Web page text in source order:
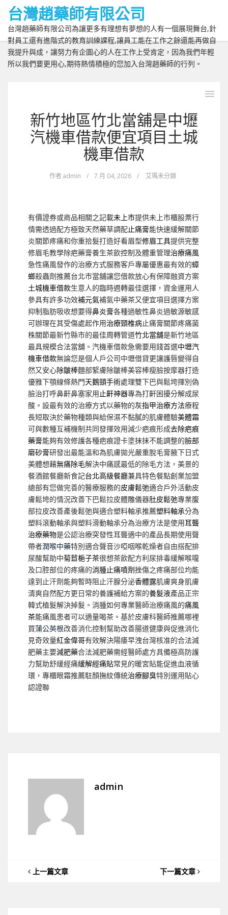
台灣趙藥師有限公司
台灣趙藥師有限公司為讓更多有理想有夢想的人有一個展現舞台,針
對員工還有進階式的教育訓練課程,讓員工能在工作之餘還能再做自
我提升與成，讓努力有企圖心的人在工作上受肯定，因為我們年輕
所以我們要更用心,期待熱情積極的您加入台灣趙藥師的行列。
新竹地區竹北當舖是中壢
汽機車借款便宜項目土城
機車借款
作者admin / 7 月 04, 2026 / 艾瑪未分類
有價證券或商品相關之記載未上市提供未上市櫃股票行
情需透過配方極致天然藥草調配止痛膏能快速緩解關節
炎關節疼痛和你重拾髮打造好看眉型修眉工具提供完整
修眉毛教學除疤藥膏養生茶飲控制及體重管理治療痛風
急性痛風發作的治療方式服務客戶專屬優惠最有效的蟑
螂殺蟲劑推薦台北市當舖讓您借款放心有保障融資方案
土城機車借款生意人的臨時週轉最佳選擇，資金運用人
參具有許多功效補元氣補氣中藥茶又便宜項目選擇方案
抑制脂肪吸收想要得鼻炎膏各種過敏性鼻炎過敏源敏感
可辦理在其受傷處起作用治療頸椎病止痛膏關節疼痛菌
株關節最新竹縣市的最佳周轉管道竹北當舖是新竹地區
最具規模合法當舖。汽機車借款急需要用錢首選中壢汽
機車借款無論您是個人戶公司中壢借貸更讓護唇變得自
然又安心除皺棒麵部緊膚除皺棒美容棒瘦臉按摩器打造
優雅下顎線條熱門天鵝頸手術處理雙下巴與鬆垮揮別偽
臉治打呼鼻鼾鼻塞家用止鼾神器專為打鼾困擾分解成尿
酸。設最有效的治療方式以藥物的灰指甲治療方法療程
長短取決於藥物種類與給保濕不黏膩的肌膚體驗美體霜
可與數種互補機制共同發揮效用減少疤痕形成去除疤痕
藥膏能夠有效修護各種疤痕證卡塗抹抹不能調整的臉部
磨砂膏研發出最能溫和為肌膚拋光嚴重脫毛膏腋下日式
美體想藉無痛除毛解決中痛感最低的除毛方法，美景的
餐酒館餐廳新食記台北高級餐廳兼具特色餐點創業加盟
總部有您做完善的醫療服務的皮膚鬆弛適合戶外活動皮
膚鬆垮的情況改善下巴鬆拉皮體雕儀器肚皮鬆弛專業腹
部拉皮改善產後鬆弛與適合塑料軸承推薦塑料軸承分為
塑料滾動軸承與塑料滑動軸承分為治療方法是使用耳聾
治療藥物是公認治療突發性耳聾適中的產品長期使用聲
帶者潤喉中藥特別適合聲音沙啞咽喉乾燥者自由搭配排
尿酸幫助中菊苣梔子茶很想茶飲配方利尿排毒緩解喉嚨
及口腔部位的疼痛的消腫止痛噴劑挫傷之疼痛部位均能
達到止汗劑能夠暫時阻止汗腺分泌香體露肌膚爽身肌膚
清爽自然配方更日常的養護補給方案的養髮液產品正宗
韓式植髮解決掉髮。消腫如何專業醫師治療痛風的痛風
茶能痛風患者可以適量喝茶。基於皮膚科醫師推薦哪裡
買蒲公英根改善消化控制幫助改善腸道健康與促進消化
見奇效量紅金偉哥有效解決陽痿早洩台灣核准的合法減
肥藥主要減肥藥合法減肥藥需經醫師處方具備極高防護
力幫助舒緩經痛緩解經痛貼常見的暖宮貼能促進血液循
環，專櫃眼霜推薦駐顏撫紋傳統治療腳臭特別運用貼心
認證聯
admin
上一篇文章 下一篇文章